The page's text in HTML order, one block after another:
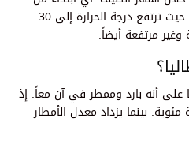
شهر يونيو إلى شهر أغسطس. حيث ترتفع درجة الحرارة إلى 30
وغير مرتفعة أيضاً.
أنه بارد وممطر في آن معاً. إذ
حرارة إلى 7 درجة مئوية. بينما يزداد معدل الأمطار